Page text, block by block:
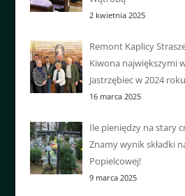
2 kwietnia 2025
Remont Kaplicy
Kiwona największymi
Jastrzębiec w 2024 roku
16 marca 2025
Ile pieniędzy na stary
Znamy wynik składki
Popielcowej!
9 marca 2025